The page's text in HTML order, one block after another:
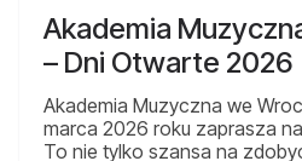
Akademia
– Dni Otwarte 2026
Akademia Muzyczna we
marca 2026 roku zaprasza
To nie tylko szansa na